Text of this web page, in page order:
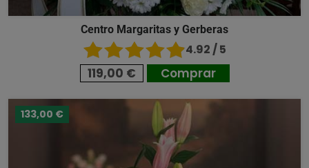
Centro Margaritas y Gerberas
4.92 / 5
119,00 € Comprar
133,00 €